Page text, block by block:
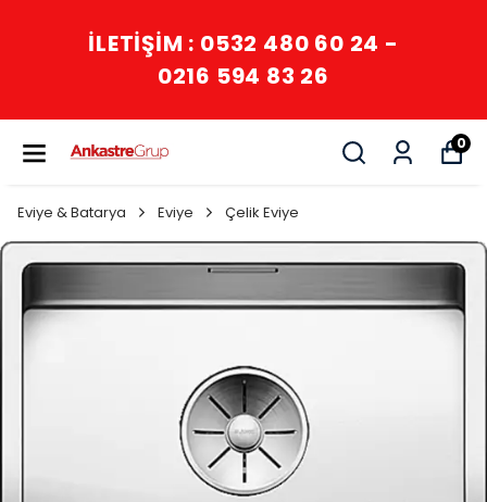
İLETİŞİM : 0532 480 60 24 -
0216 594 83 26
0
Eviye & Batarya Eviye Çelik Eviye